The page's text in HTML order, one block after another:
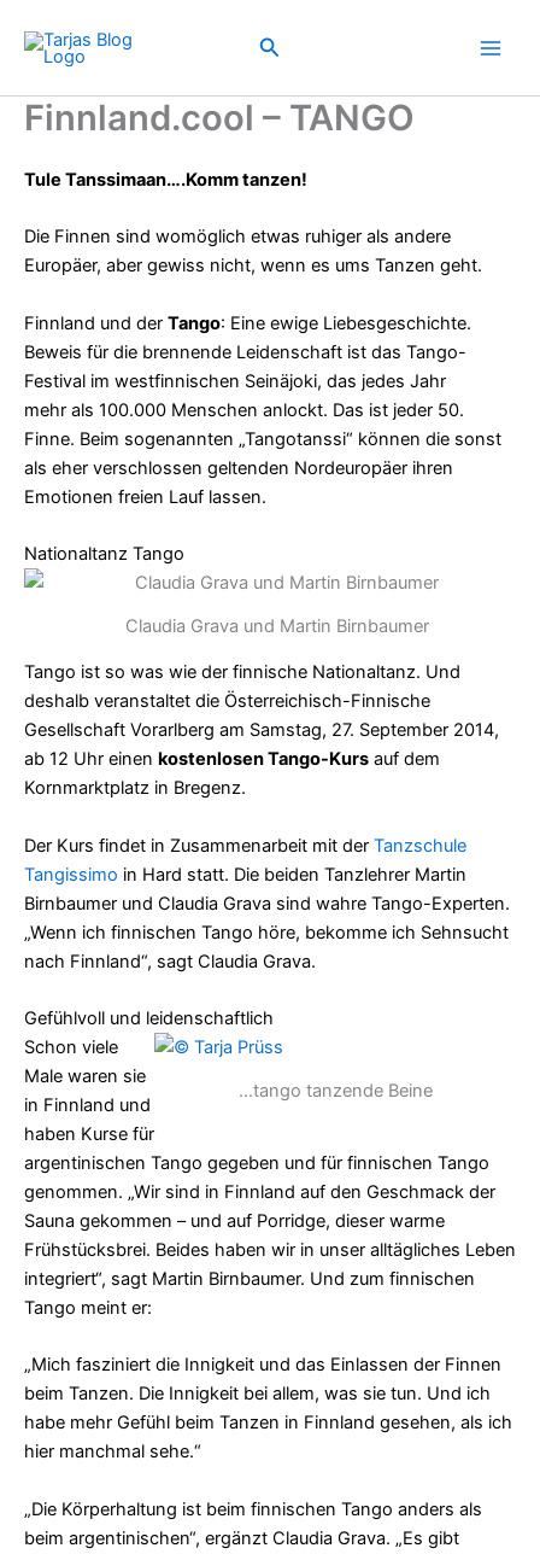
Inhalt
springen
Suchen
Finnland.cool – TANGO
Tule Tanssimaan….Komm tanzen!
Die Finnen sind womöglich etwas ruhiger als andere
Europäer, aber gewiss nicht, wenn es ums Tanzen geht.
Finnland und der Tango: Eine ewige Liebesgeschichte.
Beweis für die brennende Leidenschaft ist das Tango-
Festival im westfinnischen Seinäjoki, das jedes Jahr
mehr als 100.000 Menschen anlockt. Das ist jeder 50.
Finne. Beim sogenannten „Tangotanssi“ können die sonst
als eher verschlossen geltenden Nordeuropäer ihren
Emotionen freien Lauf lassen.
Nationaltanz Tango
Claudia Grava und Martin Birnbaumer
Tango ist so was wie der finnische Nationaltanz. Und
deshalb veranstaltet die Österreichisch-Finnische
Gesellschaft Vorarlberg am Samstag, 27. September 2014,
ab 12 Uhr einen kostenlosen Tango-Kurs auf dem
Kornmarktplatz in Bregenz.
Der Kurs findet in Zusammenarbeit mit der Tanzschule
Tangissimo in Hard statt. Die beiden Tanzlehrer Martin
Birnbaumer und Claudia Grava sind wahre Tango-Experten.
„Wenn ich finnischen Tango höre, bekomme ich Sehnsucht
nach Finnland“, sagt Claudia Grava.
Gefühlvoll und leidenschaftlich
…tango tanzende Beine
Schon viele
Male waren sie
in Finnland und
haben Kurse für
argentinischen Tango gegeben und für finnischen Tango
genommen. „Wir sind in Finnland auf den Geschmack der
Sauna gekommen – und auf Porridge, dieser warme
Frühstücksbrei. Beides haben wir in unser alltägliches Leben
integriert“, sagt Martin Birnbaumer. Und zum finnischen
Tango meint er:
„Mich fasziniert die Innigkeit und das Einlassen der Finnen
beim Tanzen. Die Innigkeit bei allem, was sie tun. Und ich
habe mehr Gefühl beim Tanzen in Finnland gesehen, als ich
hier manchmal sehe.“
„Die Körperhaltung ist beim finnischen Tango anders als
beim argentinischen“, ergänzt Claudia Grava. „Es gibt